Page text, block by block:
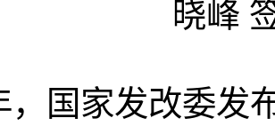
晓峰
家发改委发布